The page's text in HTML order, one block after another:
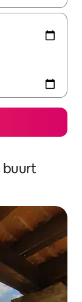
buurt